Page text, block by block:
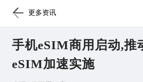
更多资讯
手机eSIM商用启动,推
eSIM加速实施